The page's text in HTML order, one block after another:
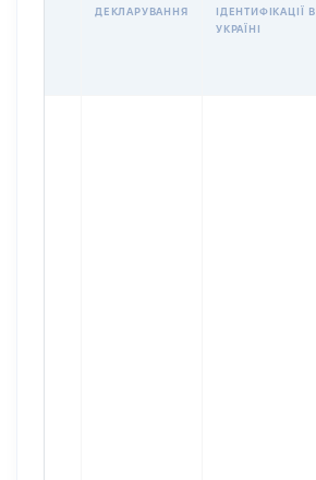
ДЕКЛАРУВАННЯ
ІДЕНТИФІКАЦІЇ В
УКРАЇНІ